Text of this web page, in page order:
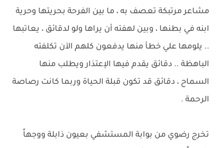
مشاعر مرتبكة تعصف به ، ما بين الفرحة بحريتها وحرية
ابنه في بطنها ، وبين لهفته أن يراها ولو لدقائق ، يعاتبها
.. يلومها علي خطأ منها يدفعون كلهم الآن تكلفته
الباهظة .. دقائق يقدم فيها الإعتذار ويطلب منها
السماح ، دقائق قد تكون قبلة الحياة وربما كانت رصاصة
الرحمة .
تخرج رضوي من بوابة المستشفي بعيون ذابلة ووجهاً